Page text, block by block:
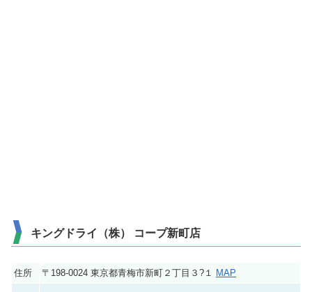
キングドライ（株） コープ新町店
住所 〒198-0024 東京都青梅市新町２丁目３?１ MAP